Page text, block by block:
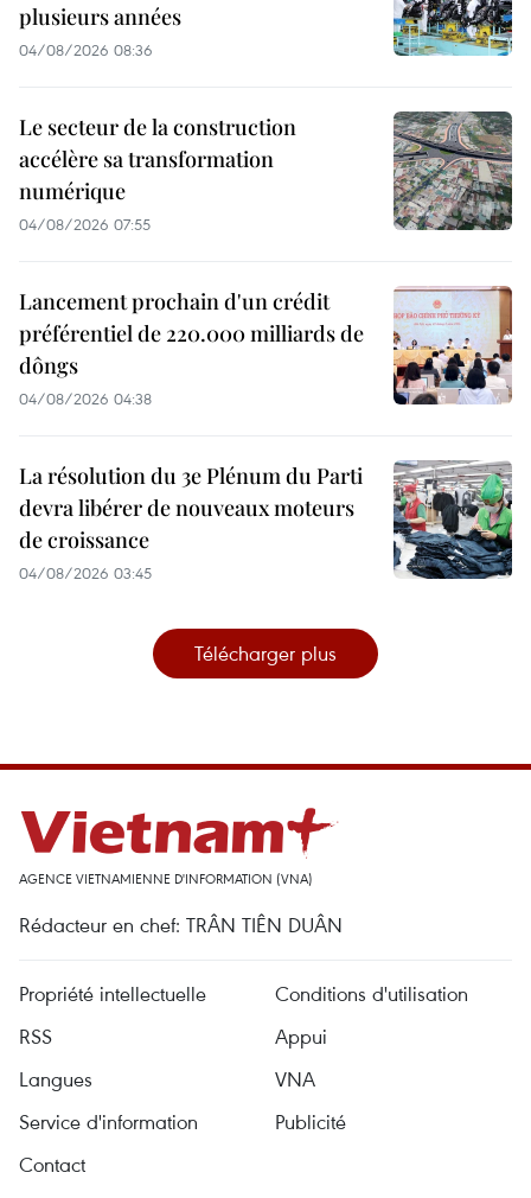
plusieurs années
04/08/2026 08:36
Le secteur de la construction
accélère sa transformation
numérique
04/08/2026 07:55
Lancement prochain d'un crédit
préférentiel de 220.000 milliards de
dôngs
04/08/2026 04:38
La résolution du 3e Plénum du Parti
devra libérer de nouveaux moteurs
de croissance
04/08/2026 03:45
Télécharger plus
AGENCE VIETNAMIENNE D'INFORMATION (VNA)
Rédacteur en chef: TRÂN TIÊN DUÂN
Propriété intellectuelle
Conditions d'utilisation
RSS
Appui
Langues
VNA
Service d'information
Publicité
Contact